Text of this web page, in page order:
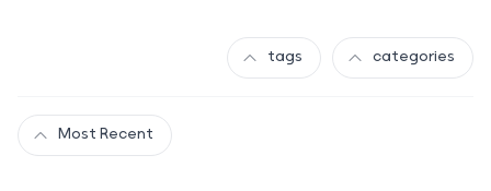
categories
tags
Most Recent